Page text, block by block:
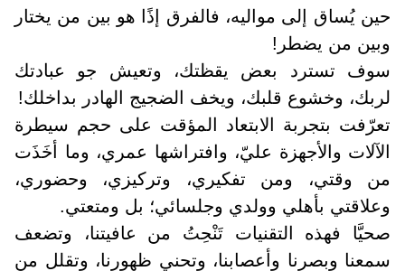
حين يُساق إلى مواليه، فالفرق إذًا هو بين من يختار
وبين من يضطر!
سوف تسترد بعض يقظتك، وتعيش جو عبادتك
لربك، وخشوع قلبك، ويخف الضجيج الهادر بداخلك!
تعرّفت بتجربة الابتعاد المؤقت على حجم سيطرة
الآلات والأجهزة عليّ، وافتراشها عمري، وما أخَذَت
من وقتي، ومن تفكيري، وتركيزي، وحضوري،
وعلاقتي بأهلي وولدي وجلسائي؛ بل ومتعتي.
صحيَّا فهذه التقنيات تَنْحِتُ من عافيتنا، وتضعف
سمعنا وبصرنا وأعصابنا، وتحني ظهورنا، وتقلل من